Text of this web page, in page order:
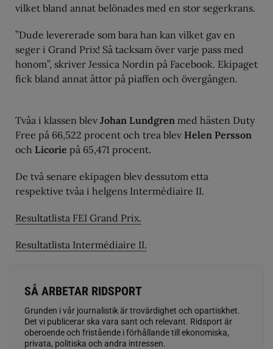
vilket bland annat belönades med en stor segerkrans.
”Dude levererade som bara han kan vilket gav en
seger i Grand Prix! Så tacksam över varje pass med
honom”, skriver Jessica Nordin på Facebook. Ekipaget
fick bland annat åttor på piaffen och övergången.
Tvåa i klassen blev Johan Lundgren med hästen Duty
Free på 66,522 procent och trea blev Helen Persson
och Licorie på 65,471 procent.
De två senare ekipagen blev dessutom etta
respektive tvåa i helgens Intermédiaire II.
Resultatlista FEI Grand Prix.
Resultatlista Intermédiaire II.
SÅ ARBETAR RIDSPORT
Grunden i vår journalistik är trovärdighet och opartiskhet.
Det vi publicerar ska vara sant och relevant. Ridsport är
oberoende och fristående i förhållande till ekonomiska,
privata, politiska och andra intressen.